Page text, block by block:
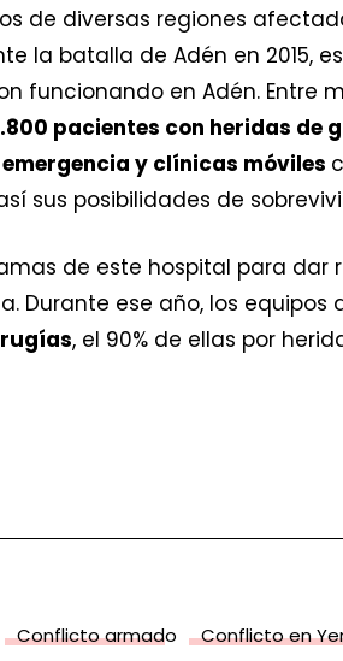
de diversas regiones
la batalla de Adén en 2015,
funcionando en Adén. Entre
pacientes con heridas de
emergencia y clínicas móviles
sus posibilidades de
de este hospital para dar
Durante ese año, los equipos
, el 90% de ellas por
Conflicto armado Conflicto en